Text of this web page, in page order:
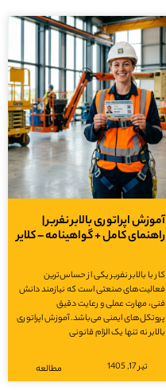
آموزش اپراتوری بالابر نفربر |
راهنمای کامل + گواهینامه – کلایر
کار با بالابر نفربر یکی از حساس‌ترین
فعالیت‌های صنعتی است که نیازمند دانش
فنی، مهارت عملی و رعایت دقیق
پروتکل‌های ایمنی می‌باشد. آموزش اپراتوری
بالابر نه تنها یک الزام قانونی
مطالعه تیر 17, 1405